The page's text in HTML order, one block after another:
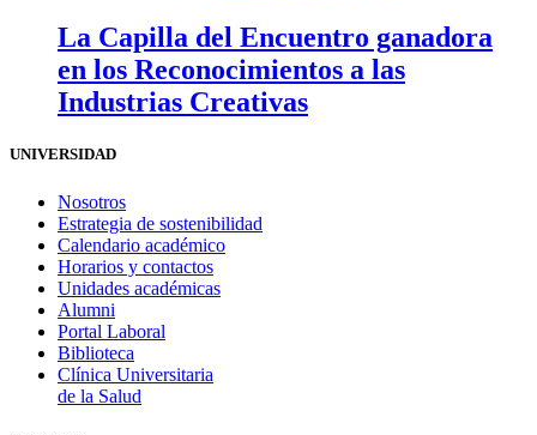
La Capilla del Encuentro ganadora
en los Reconocimientos a las
Industrias Creativas
UNIVERSIDAD
Nosotros
Estrategia de sostenibilidad
Calendario académico
Horarios y contactos
Unidades académicas
Alumni
Portal Laboral
Biblioteca
Clínica Universitaria
de la Salud